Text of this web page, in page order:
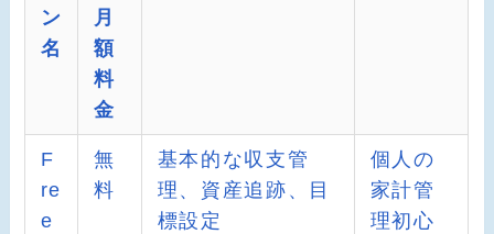
ン
名
月
額
料
金
F
re
e
無
料
基本的な収支管
理、資産追跡、目
標設定
個人の
家計管
理初心